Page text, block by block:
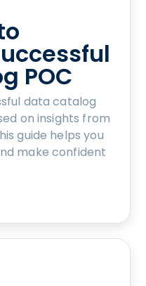
POC
data catalog
on insights from
guide helps you
make confident